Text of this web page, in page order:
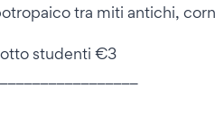
tra miti antichi,
studenti €3